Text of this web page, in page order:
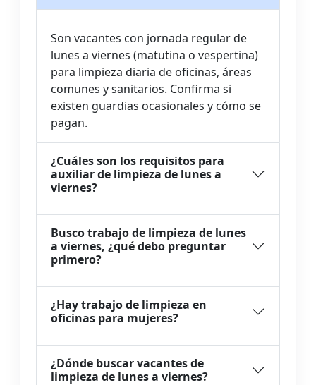
Son vacantes con jornada regular de
lunes a viernes (matutina o vespertina)
para limpieza diaria de oficinas, áreas
comunes y sanitarios. Confirma si
existen guardias ocasionales y cómo se
pagan.
¿Cuáles son los requisitos para
auxiliar de limpieza de lunes a
viernes?
Busco trabajo de limpieza de lunes
a viernes, ¿qué debo preguntar
primero?
¿Hay trabajo de limpieza en
oficinas para mujeres?
¿Dónde buscar vacantes de
limpieza de lunes a viernes?